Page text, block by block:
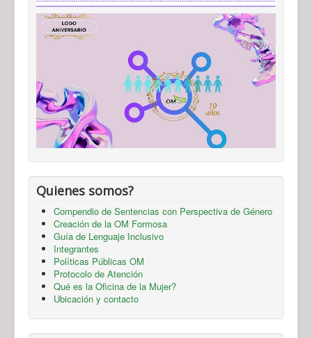
Quienes somos?
Compendio de Sentencias con Perspectiva de Género
Creación de la OM Formosa
Guía de Lenguaje Inclusivo
Integrantes
Políticas Públicas OM
Protocolo de Atención
Qué es la Oficina de la Mujer?
Ubicación y contacto